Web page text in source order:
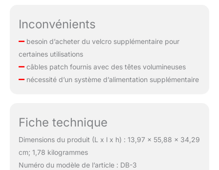
Inconvénients
besoin d’acheter du velcro supplémentaire pour
certaines utilisations
câbles patch fournis avec des têtes volumineuses
nécessité d’un système d’alimentation supplémentaire
Fiche technique
Dimensions du produit (L x l x h) : 13,97 x 55,88 x 34,29
cm; 1,78 kilogrammes
Numéro du modèle de l’article : DB-3